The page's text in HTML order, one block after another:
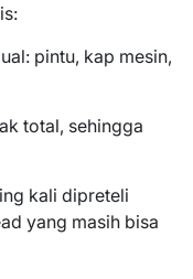
pintu, kap mesin,
total, sehingga
kali dipreteli
yang masih bisa